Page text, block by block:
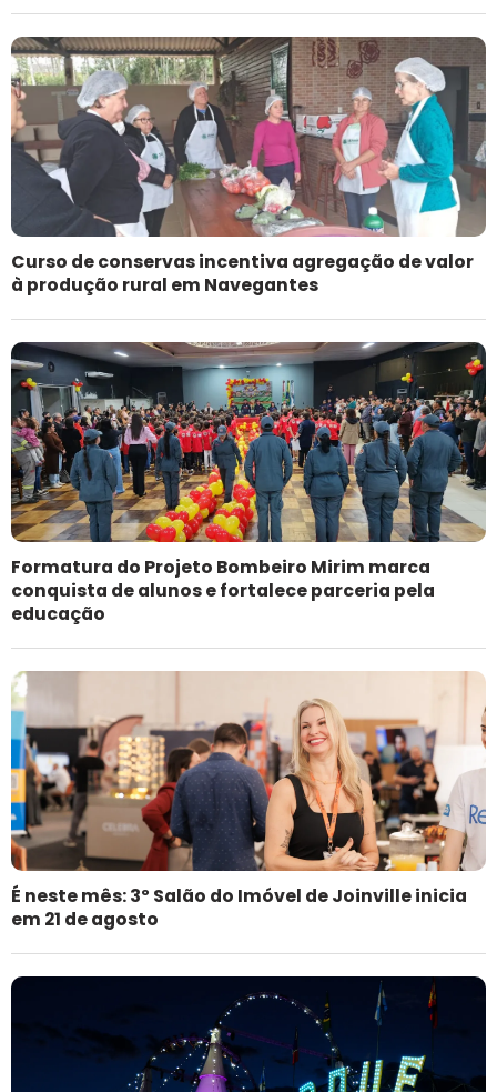
Curso de conservas incentiva agregação de valor
à produção rural em Navegantes
Formatura do Projeto Bombeiro Mirim marca
conquista de alunos e fortalece parceria pela
educação
É neste mês: 3º Salão do Imóvel de Joinville inicia
em 21 de agosto